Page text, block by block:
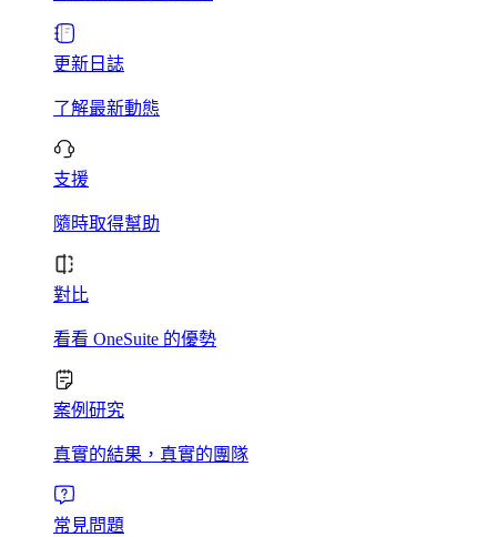
更新日誌
了解最新動態
支援
隨時取得幫助
對比
看看 OneSuite 的優勢
案例研究
真實的結果，真實的團隊
常見問題